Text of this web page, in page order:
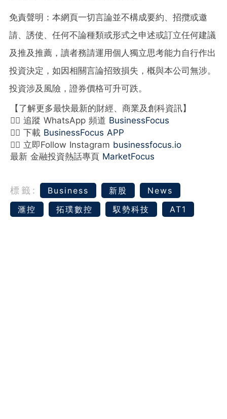
免責聲明：本網頁一切言論並不構成要約、招攬或邀
請、誘使、任何不論種類或形式之申述或訂立任何建議
及推及推薦，讀者務請運用個人獨立思考能力自行作出
投資決定，如因相關言論招致損失，概與本公司無涉。
投資涉及風險，證券價格可升可跌。
【了解更多最快最新的財經、商業及創科資訊】
👉🏻 追蹤 WhatsApp 頻道 BusinessFocus
👉🏻 下載 BusinessFocus APP
👉🏻 立即Follow Instagram businessfocus.io
最新 金融投資熱話專頁 MarketFocus
標籤: Business 新股
News
滙控
拓璞數控 馭勢科技 AT1